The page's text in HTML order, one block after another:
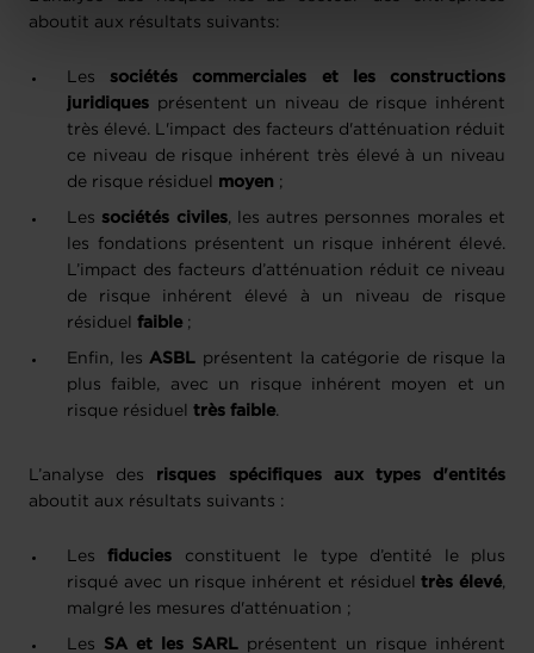
Charte d’usage des cookieset notre
aboutit aux résultats suivants:
Lessociétés commerciales et les constructions
juridiques présentent un niveau de risque inhérent
très élevé. L'impact des facteurs d'atténuation réduit
ce niveau de risque inhérent très élevé à un niveau
de risque résiduel
moyen ;
Lessociétés civiles, les autres personnes morales et
les fondations présentent un risque inhérent élevé.
L’impact des facteurs d’atténuation réduit ce niveau
de risque inhérent élevé à un niveau de risque
résiduel
faible ;
Enfin, les ASBL présentent la catégorie de risque la
plus faible, avec un risque inhérent moyen et un
risque résiduel
très faible.
L’analyse des risques spécifiques aux types d'entités
aboutit aux résultats suivants :
Lesfiducies constituent le type d’entité le plus
risqué avec un risque inhérent et résiduel
très élevé,
malgré les mesures d'atténuation ;
Les SA et les SARL présentent un risque inhérent